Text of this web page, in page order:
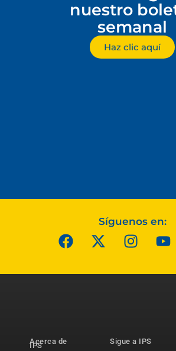
nuestro
semanal
Haz clic aquí
Síguenos en:
Acerca de
IPS Sigue a IPS